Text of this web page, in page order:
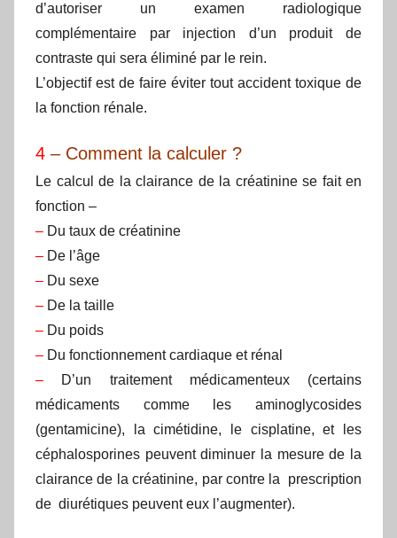
d’autoriser un examen radiologique
complémentaire par injection d’un produit de
contraste qui sera éliminé par le rein.
L’objectif est de faire éviter tout accident toxique de
la fonction rénale.
4 – Comment la calculer ?
Le calcul de la clairance de la créatinine se fait en
fonction –
– Du taux de créatinine
– De l’âge
– Du sexe
– De la taille
– Du poids
– Du fonctionnement cardiaque et rénal
– D’un traitement médicamenteux (certains
médicaments comme les aminoglycosides
(gentamicine), la cimétidine, le cisplatine, et les
céphalosporines peuvent diminuer la mesure de la
clairance de la créatinine, par contre la prescription
de diurétiques peuvent eux l’augmenter).